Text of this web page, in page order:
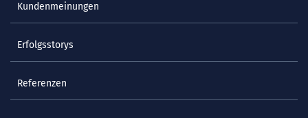
Kundenmeinungen
Erfolgsstorys
Referenzen